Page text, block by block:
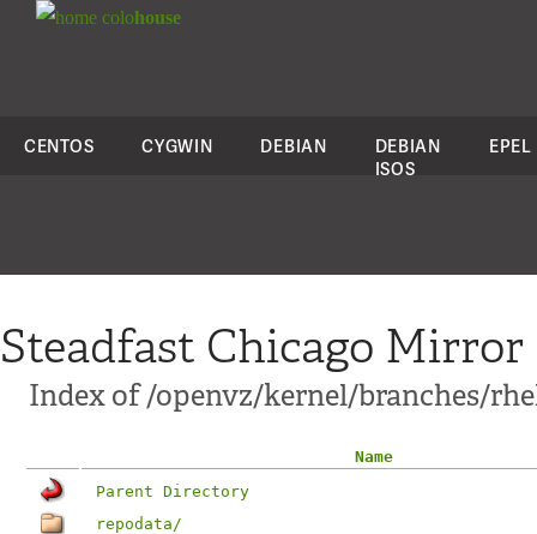
colohouse
CENTOS CYGWIN DEBIAN
DEBIAN
ISOS
EPEL
Steadfast Chicago Mirror
Index of /openvz/kernel/branches/
Name
Parent Directory
repodata/